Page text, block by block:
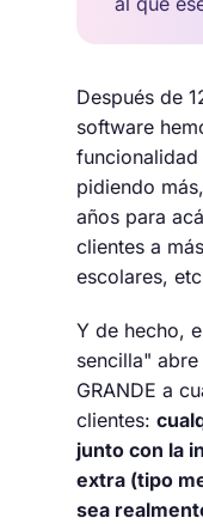
Después de
software
pidiendo
años para
clientes a
escolares,
Y de hecho,
sencilla"
GRANDE a
clientes:
junto con la
extra (tipo
sea